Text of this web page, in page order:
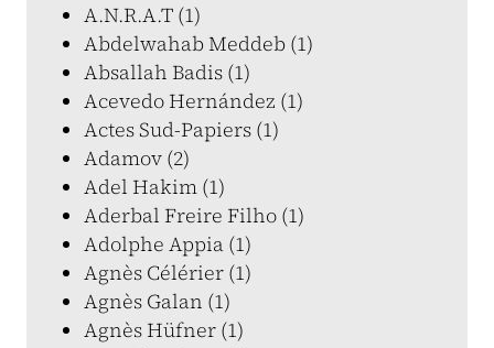
A.N.R.A.T (1)
Abdelwahab Meddeb (1)
Absallah Badis (1)
Acevedo Hernández (1)
Actes Sud-Papiers (1)
Adamov (2)
Adel Hakim (1)
Aderbal Freire Filho (1)
Adolphe Appia (1)
Agnès Célérier (1)
Agnès Galan (1)
Agnès Hüfner (1)